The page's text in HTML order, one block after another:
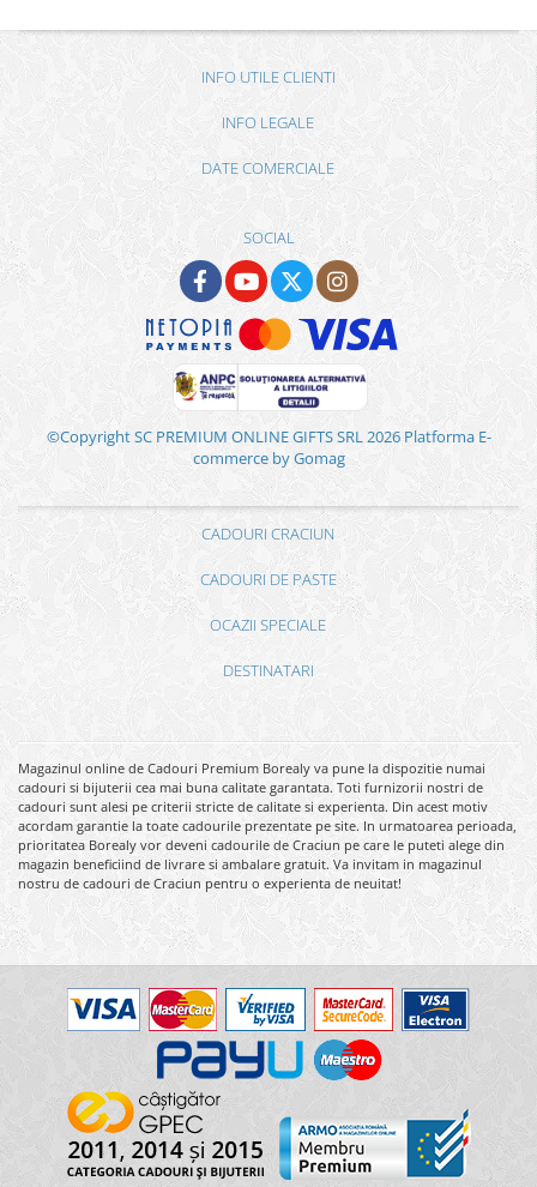
INFO UTILE CLIENTI
INFO LEGALE
DATE COMERCIALE
SOCIAL
©Copyright SC PREMIUM ONLINE GIFTS SRL 2026 Platforma E-
commerce by Gomag
CADOURI CRACIUN
CADOURI DE PASTE
OCAZII SPECIALE
DESTINATARI
Magazinul online de Cadouri Premium Borealy va pune la dispozitie numai
cadouri si bijuterii cea mai buna calitate garantata. Toti furnizorii nostri de
cadouri sunt alesi pe criterii stricte de calitate si experienta. Din acest motiv
acordam garantie la toate cadourile prezentate pe site. In urmatoarea perioada,
prioritatea Borealy vor deveni cadourile de Craciun pe care le puteti alege din
magazin beneficiind de livrare si ambalare gratuit. Va invitam in magazinul
nostru de cadouri de Craciun pentru o experienta de neuitat!